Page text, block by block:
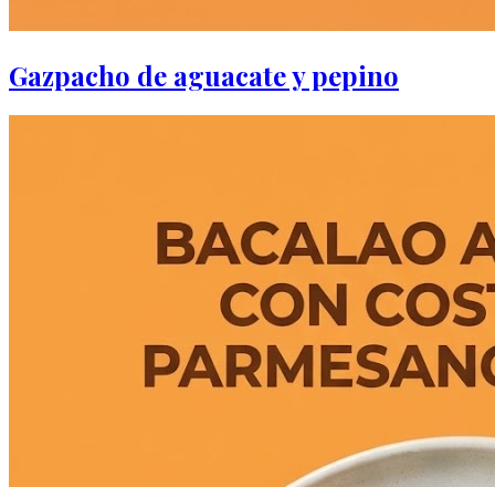
Gazpacho de aguacate y pepino